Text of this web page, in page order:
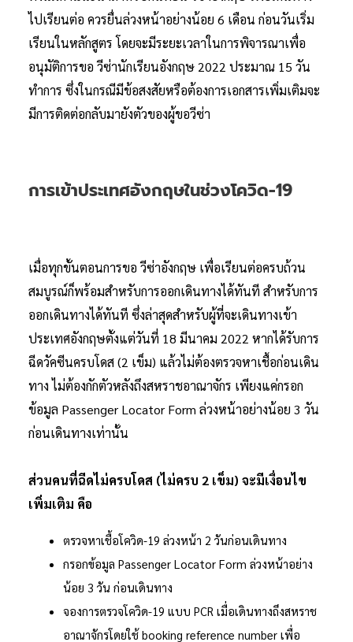
ไปเรียนต่อ ควรยื่นล่วงหน้าอย่างน้อย 6 เดือน ก่อนวันเริ่ม
เรียนในหลักสูตร โดยจะมีระยะเวลาในการพิจารณาเพื่อ
อนุมัติการขอ วีซ่านักเรียนอังกฤษ 2022 ประมาณ 15 วัน
ทำการ ซึ่งในกรณีมีข้อสงสัยหรือต้องการเอกสารเพิ่มเติมจะ
มีการติดต่อกลับมายังตัวของผู้ขอวีซ่า
การเข้าประเทศอังกฤษในช่วงโควิด-19
เมื่อทุกขั้นตอนการขอ วีซ่าอังกฤษ เพื่อเรียนต่อครบถ้วน
สมบูรณ์ก็พร้อมสำหรับการออกเดินทางได้ทันที สำหรับการ
ออกเดินทางได้ทันที ซึ่งล่าสุดสำหรับผู้ที่จะเดินทางเข้า
ประเทศอังกฤษตั้งแต่วันที่ 18 มีนาคม 2022 หากได้รับการ
ฉีดวัคซีนครบโดส (2 เข็ม) แล้วไม่ต้องตรวจหาเชื้อก่อนเดิน
ทาง ไม่ต้องกักตัวหลังถึงสหราชอาณาจักร เพียงแค่กรอก
ข้อมูล Passenger Locator Form ล่วงหน้าอย่างน้อย 3 วัน
ก่อนเดินทางเท่านั้น
ส่วนคนที่ฉีดไม่ครบโดส (ไม่ครบ 2 เข็ม) จะมีเงื่อนไข
เพิ่มเติม คือ
ตรวจหาเชื้อโควิด-19 ล่วงหน้า 2 วันก่อนเดินทาง
กรอกข้อมูล Passenger Locator Form ล่วงหน้าอย่าง
น้อย 3 วัน ก่อนเดินทาง
จองการตรวจโควิด-19 แบบ PCR เมื่อเดินทางถึงสหราช
อาณาจักรโดยใช้ booking reference number เพื่อ